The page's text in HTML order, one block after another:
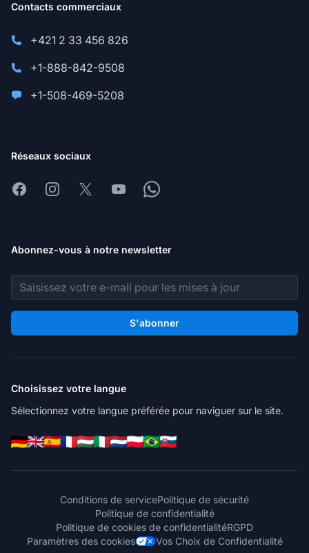
Contacts commerciaux
+421 2 33 456 826
+1-888-842-9508
+1-508-469-5208
Réseaux sociaux
FacebookInstagram
X YoutubeWhatsapp
Abonnez-vous à notre newsletter
Adresse e-mail
S'abonner
Choisissez votre langue
Sélectionnez votre langue préférée pour naviguer sur le site.
Conditions de servicePolitique de sécurité
Politique de confidentialité
Politique de cookies de confidentialitéRGPD
Paramètres des cookies
Vos Choix de Confidentialité